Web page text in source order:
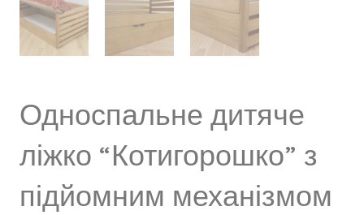
Односпальне дитяче
ліжко “Котигорошко” з
підйомним механізмом